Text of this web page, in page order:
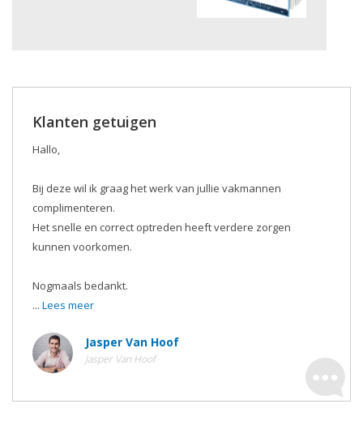
Klanten getuigen
Hallo,
Bij deze wil ik graag het werk van jullie vakmannen
complimenteren.
Het snelle en correct optreden heeft verdere zorgen
kunnen voorkomen.
Nogmaals bedankt.
... Lees meer
Jasper Van Hoof
Jasper Van Hoof